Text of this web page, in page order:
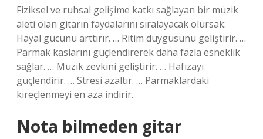
Fiziksel ve ruhsal gelişime katkı sağlayan bir müzik
aleti olan gitarın faydalarını sıralayacak olursak:
Hayal gücünü arttırır. … Ritim duygusunu geliştirir. …
Parmak kaslarını güçlendirerek daha fazla esneklik
sağlar. … Müzik zevkini geliştirir. … Hafızayı
güçlendirir. … Stresi azaltır. … Parmaklardaki
kireçlenmeyi en aza indirir.
Nota bilmeden gitar